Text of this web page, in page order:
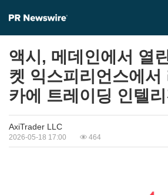
액시, 메데인에서 열
켓 익스피리언스에서
카에 트레이딩 인텔
AxiTrader LLC
2026-05-18 17:00 464